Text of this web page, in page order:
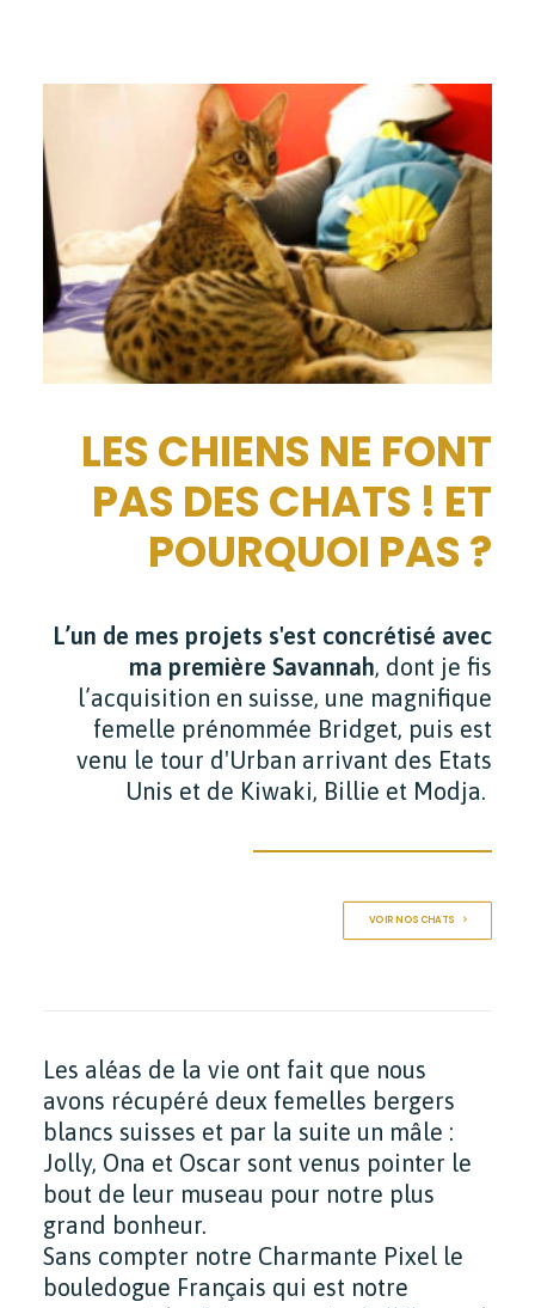
LES CHIENS NE FONT
PAS DES CHATS ! ET
POURQUOI PAS ?
L’un de mes projets s'est concrétisé avec
ma première Savannah, dont je fis
l’acquisition en suisse, une magnifique
femelle prénommée Bridget, puis est
venu le tour d'Urban arrivant des Etats
Unis et de Kiwaki, Billie et Modja.
VOIR NOS CHATS
Les aléas de la vie ont fait que nous
avons récupéré deux femelles bergers
blancs suisses et par la suite un mâle :
Jolly, Ona et Oscar sont venus pointer le
bout de leur museau pour notre plus
grand bonheur.
Sans compter notre Charmante Pixel le
bouledogue Français qui est notre